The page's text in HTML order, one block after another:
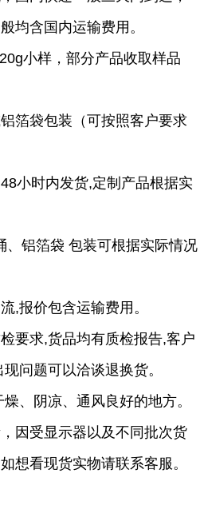
均含国内运输费用。
小样，部分产品收取样品
箔袋包装（可按照客户要求
48小时内发货,定制产品根据实
、铝箔袋 包装可根据实际情况
,报价包含运输费用。
要求,货品均有质检报告,客户
问题可以洽谈退换货。
燥、阴凉、通风良好的地方。
因受显示器以及不同批次货
想看现货实物请联系客服。